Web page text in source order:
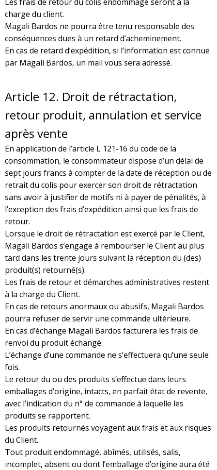
charge du client.
Magali Bardos ne pourra être tenu responsable des
conséquences dues à un retard d’acheminement.
En cas de retard d’expédition, si l’information est connue
par Magali Bardos, un mail vous sera adressé.
Article 12. Droit de rétractation,
retour produit, annulation et service
après vente
En application de l’article L 121-16 du code de la
consommation, le consommateur dispose d’un délai de
sept jours francs à compter de la date de réception ou de
retrait du colis pour exercer son droit de rétractation
sans avoir à justifier de motifs ni à payer de pénalités, à
l’exception des frais d’expédition ainsi que les frais de
retour.
Lorsque le droit de rétractation est exercé par le Client,
Magali Bardos s’engage à rembourser le Client au plus
tard dans les trente jours suivant la réception du (des)
produit(s) retourné(s).
Les frais de retour et démarches administratives restent
à la charge du Client.
En cas de retours anormaux ou abusifs, Magali Bardos
pourra refuser de servir une commande ultérieure.
En cas d’échange Magali Bardos facturera les frais de
renvoi du produit échangé.
L’échange d’une commande ne s’effectuera qu’une seule
fois.
Le retour du ou des produits s’effectue dans leurs
emballages d’origine, intacts, en parfait état de revente,
avec l’indication du n° de commande à laquelle les
produits se rapportent.
Les produits retournés voyagent aux frais et aux risques
du Client.
Tout produit endommagé, abîmés, utilisés, salis,
incomplet, absent ou dont l’emballage d’origine aura été